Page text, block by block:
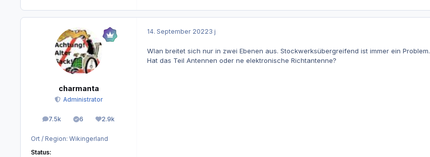
charmanta
Administrator
7.5k
Beiträge 6
Lösungen2.9k
Reputation
Ort / Region: Wikingerland
Status:
14. September 20223 j
Wlan breitet sich nur in zwei Ebenen aus. Stockwerksübergreifend ist immer ein Problem.
Hat das Teil Antennen oder ne elektronische Richtantenne?